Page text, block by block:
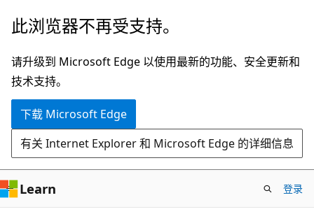
跳
主
要
内
此浏览器不再受支持。
请升级到 Microsoft Edge 以使用最新的功能、安全更新和
技术支持。
下载 Microsoft Edge
有关 Internet Explorer 和 Microsoft Edge 的详细信息
Learn 登录